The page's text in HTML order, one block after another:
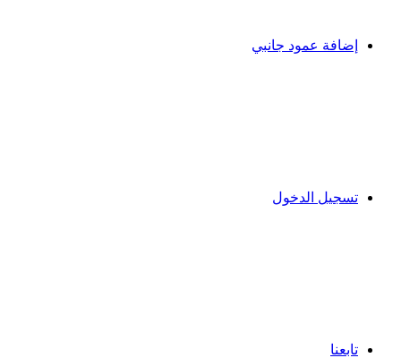
إضافة عمود جانبي
تسجيل الدخول
تابعنا